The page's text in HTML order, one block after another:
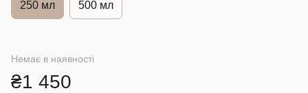
250 мл 500 мл
Немає в наявності
₴1 450